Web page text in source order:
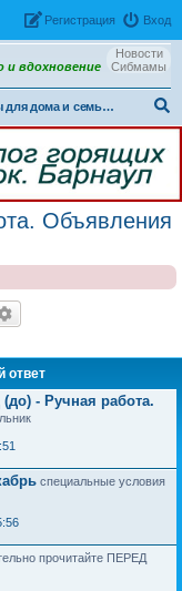
Вход
Рeгиcтpaция
Новости
Сибмамы
и вдохновение
Товары для дома и семьи. (ДО)
ои
ск
Объявления
ответ
(до) - Ручная работа.
специальные условия
прочитайте ПЕРЕД